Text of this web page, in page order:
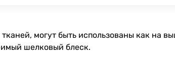
могут быть использованы как на
шелковый блеск.